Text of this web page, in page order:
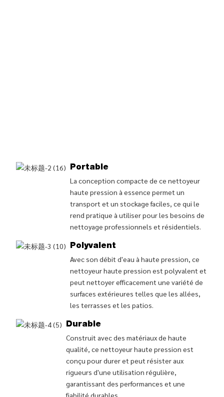
Portable
La conception compacte de ce nettoyeur
haute pression à essence permet un
transport et un stockage faciles, ce qui le
rend pratique à utiliser pour les besoins de
nettoyage professionnels et résidentiels.
Polyvalent
Avec son débit d'eau à haute pression, ce
nettoyeur haute pression est polyvalent et
peut nettoyer efficacement une variété de
surfaces extérieures telles que les allées,
les terrasses et les patios.
Durable
Construit avec des matériaux de haute
qualité, ce nettoyeur haute pression est
conçu pour durer et peut résister aux
rigueurs d'une utilisation régulière,
garantissant des performances et une
fiabilité durables.